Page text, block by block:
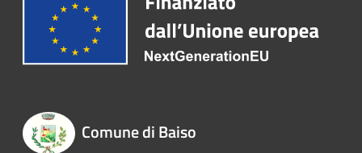
Comune di Baiso